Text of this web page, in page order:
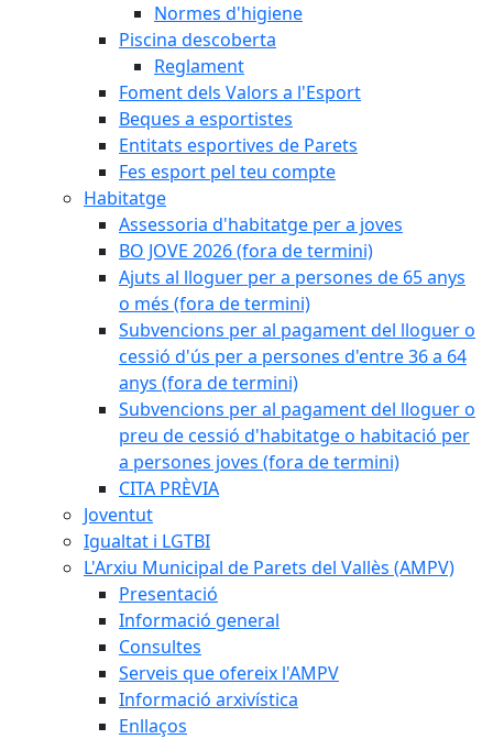
Normes d'higiene
Piscina descoberta
Reglament
Foment dels Valors a l'Esport
Beques a esportistes
Entitats esportives de Parets
Fes esport pel teu compte
Habitatge
Assessoria d'habitatge per a joves
BO JOVE 2026 (fora de termini)
Ajuts al lloguer per a persones de 65 anys
o més (fora de termini)
Subvencions per al pagament del lloguer o
cessió d'ús per a persones d'entre 36 a 64
anys (fora de termini)
Subvencions per al pagament del lloguer o
preu de cessió d'habitatge o habitació per
a persones joves (fora de termini)
CITA PRÈVIA
Joventut
Igualtat i LGTBI
L'Arxiu Municipal de Parets del Vallès (AMPV)
Presentació
Informació general
Consultes
Serveis que ofereix l'AMPV
Informació arxivística
Enllaços